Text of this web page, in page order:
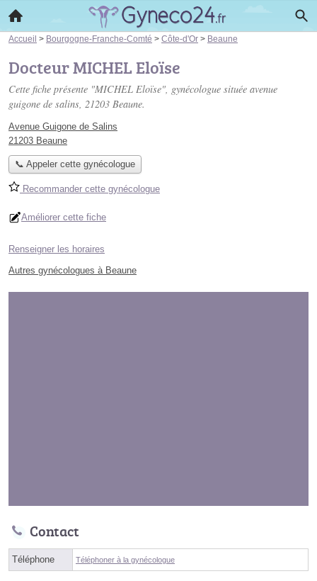
Accueil > Bourgogne-Franche-Comté > Côte-d'Or > Beaune
Docteur MICHEL Eloïse
Cette fiche présente "MICHEL Eloïse", gynécologue située avenue
guigone de salins, 21203 Beaune.
Avenue Guigone de Salins
21203 Beaune
📞 Appeler cette gynécologue
Recommander cette gynécologue
Améliorer cette fiche
Renseigner les horaires
Autres gynécologues à Beaune
Contact
Téléphone Téléphoner à la gynécologue